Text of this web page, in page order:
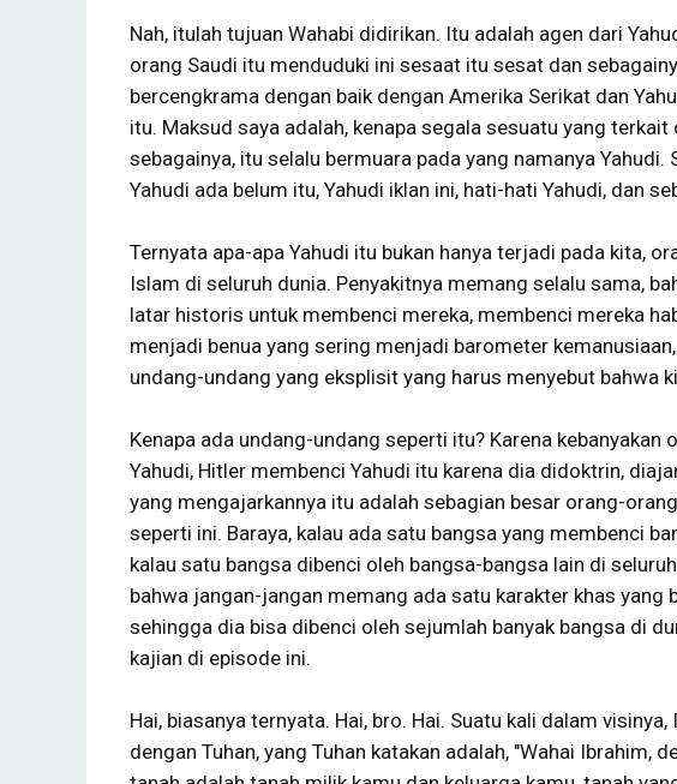
Nah, itulah tujuan Wahabi didirikan. Itu adalah agen dari
orang Saudi itu menduduki ini sesaat itu sesat dan
bercengkrama dengan baik dengan Amerika Serikat dan
itu. Maksud saya adalah, kenapa segala sesuatu yang
sebagainya, itu selalu bermuara pada yang namanya
Yahudi ada belum itu, Yahudi iklan ini, hati-hati Yahudi, dan
Ternyata apa-apa Yahudi itu bukan hanya terjadi pada kita,
Islam di seluruh dunia. Penyakitnya memang selalu sama,
latar historis untuk membenci mereka, membenci mereka
menjadi benua yang sering menjadi barometer
undang-undang yang eksplisit yang harus menyebut bahwa
Kenapa ada undang-undang seperti itu? Karena kebanyakan
Yahudi, Hitler membenci Yahudi itu karena dia didoktrin,
yang mengajarkannya itu adalah sebagian besar orang-
seperti ini. Baraya, kalau ada satu bangsa yang membenci
kalau satu bangsa dibenci oleh bangsa-bangsa lain di
bahwa jangan-jangan memang ada satu karakter khas yang
sehingga dia bisa dibenci oleh sejumlah banyak bangsa di
kajian di episode ini.
Hai, biasanya ternyata. Hai, bro. Hai. Suatu kali dalam
dengan Tuhan, yang Tuhan katakan adalah, "Wahai Ibrahim,